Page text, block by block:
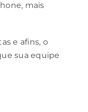
mais
e afins, o
sua equipe